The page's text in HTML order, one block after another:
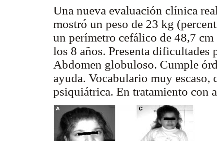
Una nueva evaluación clínica
mostró un peso de 23 kg
un perímetro cefálico de 48,7
los 8 años. Presenta dificultades
Abdomen globuloso. Cumple
ayuda. Vocabulario muy escaso,
psiquiátrica. En tratamiento con